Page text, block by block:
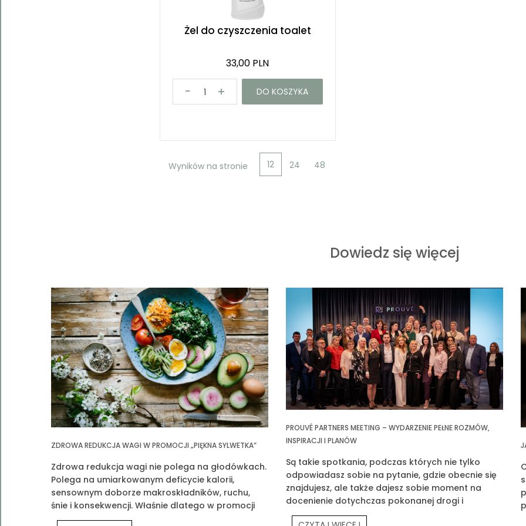
Żel do czyszczenia toalet
33,00 PLN
DO KOSZYKA
Wyników na stronie 12 24 48
Dowiedz się więcej
ZDROWA REDUKCJA WAGI W PROMOCJI „PIĘKNA SYLWETKA”
Zdrowa redukcja wagi nie polega na głodówkach.
Polega na umiarkowanym deficycie kalorii,
sensownym doborze makroskładników, ruchu,
śnie i konsekwencji. Właśnie dlatego w promocji
„Piękna Sylwetka” łączymy edukację z praktyką
PROUVÉ PARTNERS MEETING – WYDARZENIE PEŁNE ROZMÓW,
INSPIRACJI I PLANÓW
Są takie spotkania, podczas których nie tylko
odpowiadasz sobie na pytanie, gdzie obecnie się
znajdujesz, ale także dajesz sobie moment na
docenienie dotychczas pokonanej drogi i
wyznaczasz klarowny cel na przyszłość. Jednym z